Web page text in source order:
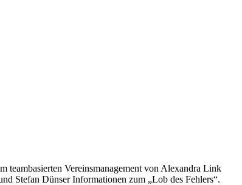
teambasierten Vereinsmanagement von Alexandra Link
Stefan Dünser Informationen zum „Lob des Fehlers“.